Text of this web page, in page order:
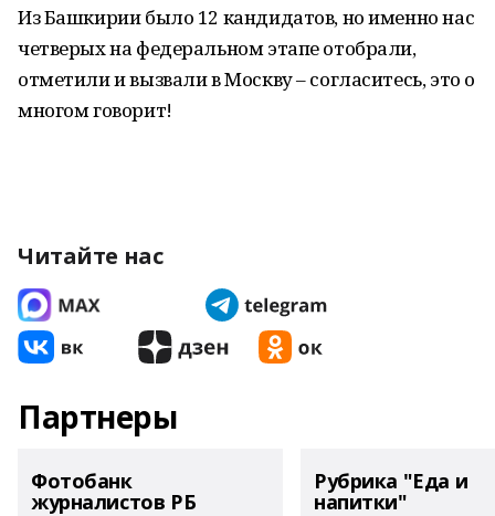
Из Башкирии было 12 кандидатов, но именно нас
четверых на федеральном этапе отобрали,
отметили и вызвали в Москву – согласитесь, это о
многом говорит!
Читайте нас
Партнеры
Фотобанк
журналистов РБ
Рубрика "Еда и
напитки"